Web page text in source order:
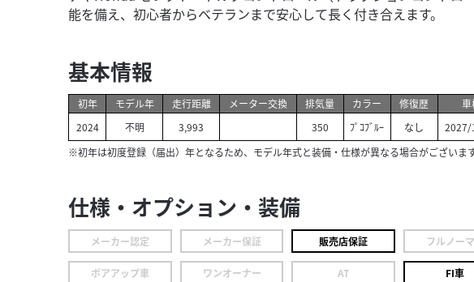
能を備え、初心者からベテランまで安心して長く付き合えます。
基本情報
初年
2024
モデル年
不明
走行距離
3,993
メーター交換
排気量
350
カラー
ﾌﾟｺﾌﾞﾙｰ
修復歴
なし
車
2027/
※初年は初度登録（届出）年となるため、モデル年式と装備・仕様が異なる場合がございます
仕様・オプション・装備
メーカー認定 メーカー保証 販売店保証 フルノー
ボアアップ車 ワンオーナー AT FI車